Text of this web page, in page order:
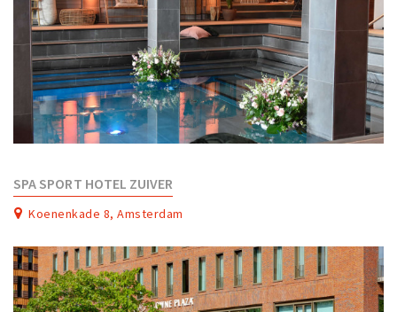
Interviews
Hello Zuidas Articles
About Hello Zuidas
Programme
Membership
Partner Apps
Inloggen
SPA SPORT HOTEL ZUIVER
Koenenkade 8, Amsterdam